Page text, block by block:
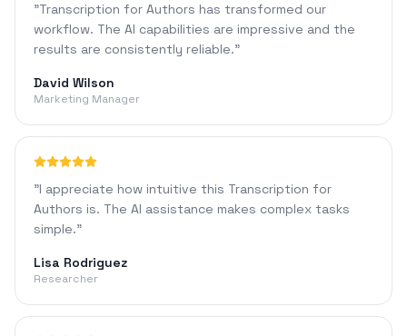
"Transcription for Authors has transformed our
workflow. The AI capabilities are impressive and the
results are consistently reliable."
David Wilson
Marketing Manager
"I appreciate how intuitive this Transcription for
Authors is. The AI assistance makes complex tasks
simple."
Lisa Rodriguez
Researcher